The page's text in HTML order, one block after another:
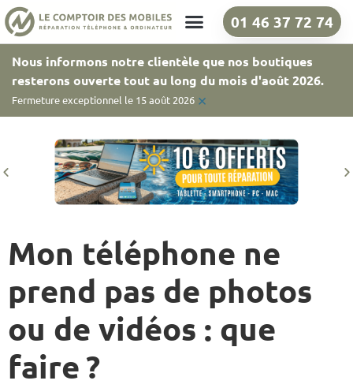
01 46 37 72 74
Nous informons notre clientèle que nos boutiques
resterons ouverte tout au long du mois d'août 2026.
Fermeture exceptionnel le 15 août 2026 ×
Mon téléphone ne
prend pas de photos
ou de vidéos : que
faire ?